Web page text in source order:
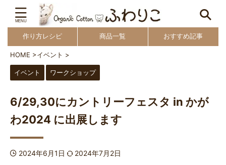
作り方レシピ 商品一覧 おすすめ記事
HOME >イベント >
イベント ワークショップ
6/29,30にカントリーフェスタ in かが
わ2024 に出展します
2024年6月1日 2024年7月2日